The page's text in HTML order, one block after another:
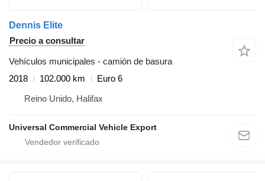
Dennis Elite
Precio a consultar
Vehículos municipales - camión de basura
2018
102.000 km
Euro 6
Reino Unido, Halifax
Universal Commercial Vehicle Export